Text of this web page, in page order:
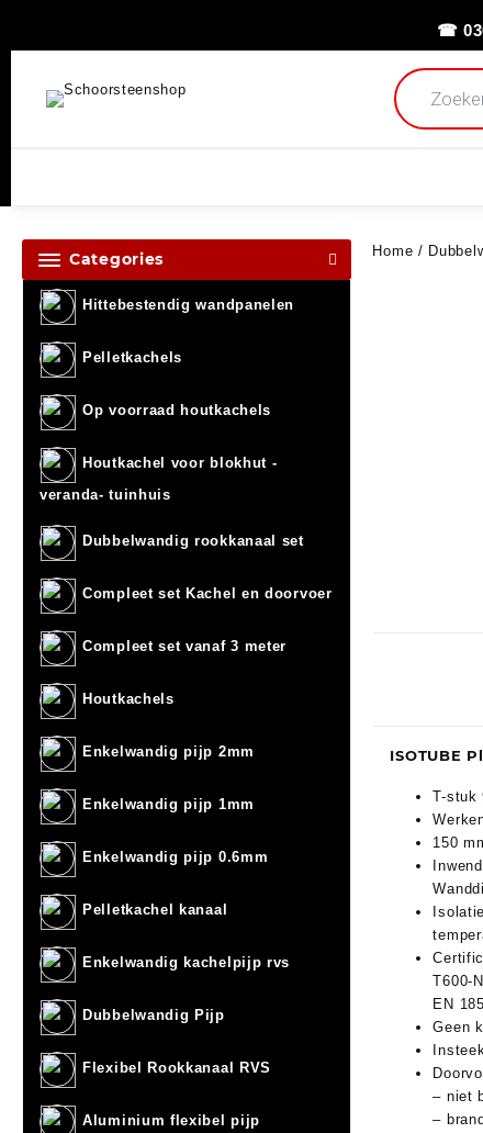
☎
Categories
Hittebestendig wandpanelen
Pelletkachels
Op voorraad houtkachels
Houtkachel voor blokhut -
veranda- tuinhuis
Dubbelwandig rookkanaal set
Compleet set Kachel en doorvoer
Compleet set vanaf 3 meter
Houtkachels
Enkelwandig pijp 2mm
Enkelwandig pijp 1mm
Enkelwandig pijp 0.6mm
Pelletkachel kanaal
Enkelwandig kachelpijp rvs
Dubbelwandig Pijp
Flexibel Rookkanaal RVS
Aluminium flexibel pijp
Home /
ISOTUBE
T-stuk
150
T600-
EN
Geen
–
–